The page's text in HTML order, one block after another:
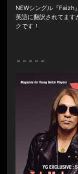
NEWシングル『Faizh
英語に翻訳されてます
クです！
＝＝＝＝＝